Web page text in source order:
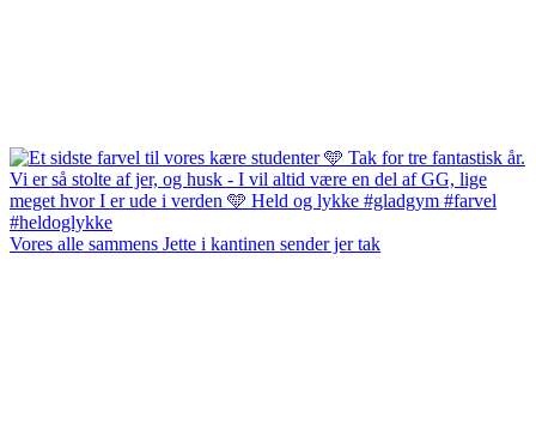
Vores alle sammens Jette i kantinen sender jer tak